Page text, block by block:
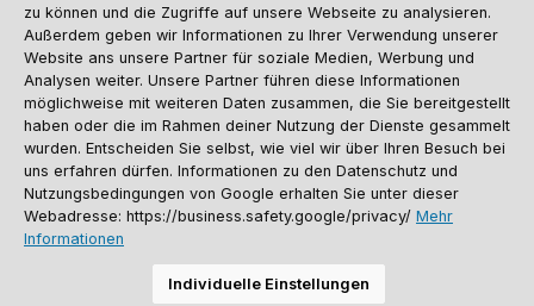
Vertrag widerrufen
Kundenservice
Informationen
Social Media und Kontakt
Versandinformationen
Batterieentsorgung
Warenrücksendung Sporthund Katalog
zu können und die Zugriffe auf unsere Webseite zu analysieren.
Außerdem geben wir Informationen zu Ihrer Verwendung unserer
Website ans unsere Partner für soziale Medien, Werbung und
Analysen weiter. Unsere Partner führen diese Informationen
möglichweise mit weiteren Daten zusammen, die Sie bereitgestellt
haben oder die im Rahmen deiner Nutzung der Dienste gesammelt
wurden. Entscheiden Sie selbst, wie viel wir über Ihren Besuch bei
uns erfahren dürfen. Informationen zu den Datenschutz und
Nutzungsbedingungen von Google erhalten Sie unter dieser
Webadresse: https://business.safety.google/privacy/ Mehr
Informationen
Individuelle Einstellungen